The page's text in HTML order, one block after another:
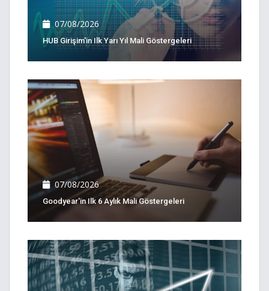
07/08/2026
HUB Girişim'in Ilk Yarı Yıl Mali Göstergeleri
07/08/2026
Goodyear'in Ilk 6 Aylık Mali Göstergeleri